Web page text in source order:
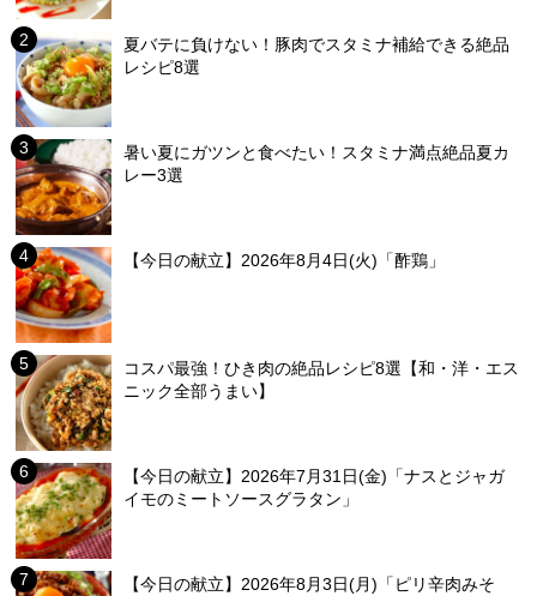
夏バテに負けない！豚肉でスタミナ補給できる絶品
レシピ8選
暑い夏にガツンと食べたい！スタミナ満点絶品夏カ
レー3選
【今日の献立】2026年8月4日(火)「酢鶏」
コスパ最強！ひき肉の絶品レシピ8選【和・洋・エス
ニック全部うまい】
【今日の献立】2026年7月31日(金)「ナスとジャガ
イモのミートソースグラタン」
【今日の献立】2026年8月3日(月)「ピリ辛肉みそ